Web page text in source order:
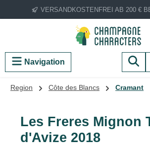
Zum Hauptinhalt springen
VERSANDKOSTENFREI AB 200 €
Navigation
Region Côte des Blancs Cramant
Les Freres Mignon
d'Avize 2018